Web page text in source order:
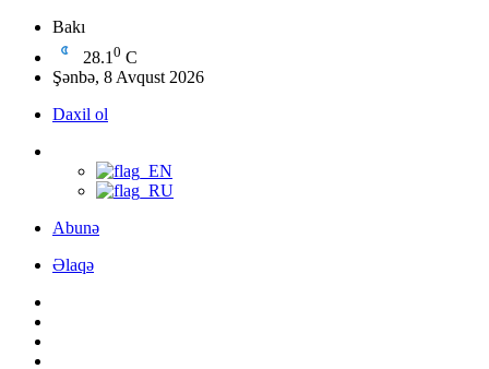
Bakı
28.1 0 C
Şənbə, 8 Avqust 2026
Daxil ol
Abunə
Əlaqə